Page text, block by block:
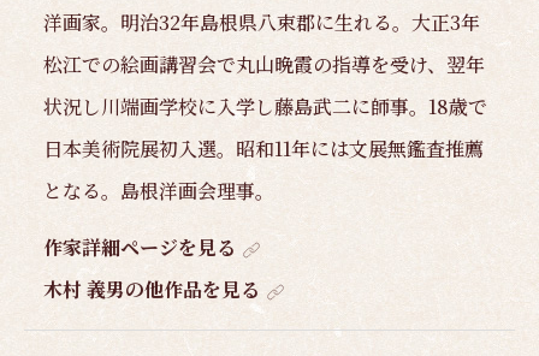
洋画家。明治32年島根県八束郡に生れる。大正3年
松江での絵画講習会で丸山晩霞の指導を受け、翌年
状況し川端画学校に入学し藤島武二に師事。18歳で
日本美術院展初入選。昭和11年には文展無鑑査推薦
となる。島根洋画会理事。
作家詳細ページを見る
木村 義男の他作品を見る